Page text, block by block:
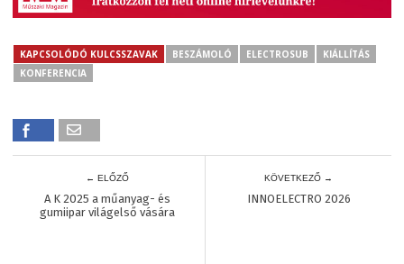
KAPCSOLÓDÓ KULCSSZAVAK BESZÁMOLÓ ELECTROSUB
KIÁLLÍTÁS
KONFERENCIA
← ELŐZŐ
A K 2025 a műanyag- és
gumiipar világelső vására
KÖVETKEZŐ →
INNOELECTRO 2026